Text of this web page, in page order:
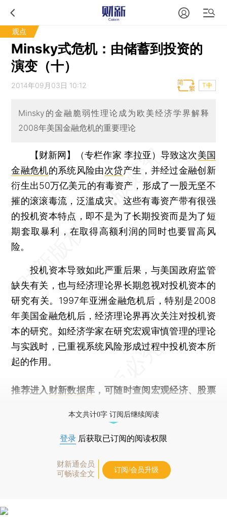
观点
Minsky式危机：由储蓄到投资的
演变（十）
2014年09月03日 10:12 T中
Minsky的金融脆弱性理论成为欧美经济学界解释
2008年美国金融危机的重要理论
【财新网】（专栏作家 李拉亚）导致这次美国
金融危机的系统风险由次贷产生，并经过金融创新
衍生出50万亿美元的有毒资产，形成了一股无坚不
摧的滚滚毒流，泛滥成灾。这些有毒资产带有很强
的投机资本特点，即不是为了长期投资而是为了短
期套取暴利，在取得高额利润的同时也要冒高风
险。
投机资本导致如此严重后果，与美国政府监管
缺失有关，也与经济理论界长期忽视对投机资本的
研究有关。1997年亚洲金融危机后，特别是2008
年美国金融危机后，经济理论界再次关注对投机资
本的研究。如经济学家在研究宏观审慎管理的理论
与实践时，已重视系统风险形成过程中投机资本所
起的作用。
推荐进入 财新数据库 ，可随时查阅宏观经济、股票
本文共计0字 订阅后继续阅读
登录 后获取已订阅的阅读权限
财新通会员
可畅读全文
订阅/会员升级